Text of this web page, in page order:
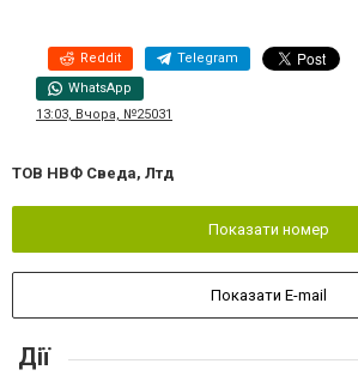
Reddit Telegram
WhatsApp
13:03, Вчора, №25031
ТОВ НВФ Сведа, Лтд
Показати номер
Показати E-mail
Дії